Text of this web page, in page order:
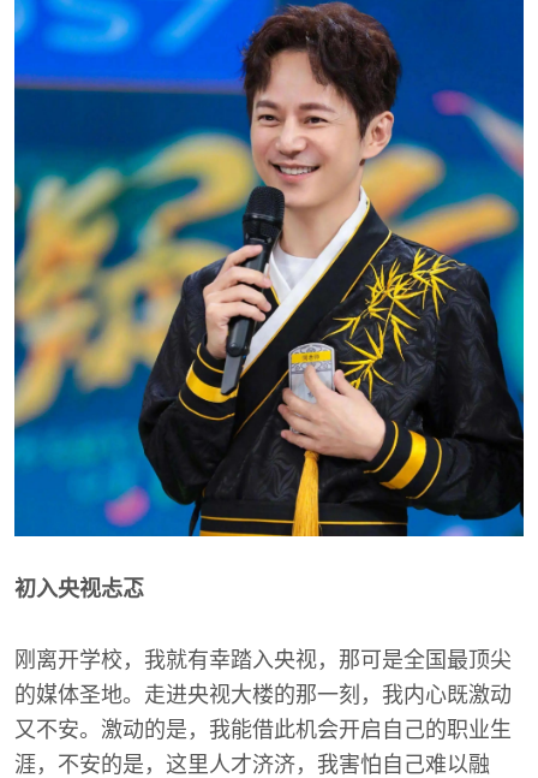
初入央视忐忑
刚离开学校，我就有幸踏入央视，那可是全国最顶尖
的媒体圣地。走进央视大楼的那一刻，我内心既激动
又不安。激动的是，我能借此机会开启自己的职业生
涯，不安的是，这里人才济济，我害怕自己难以融